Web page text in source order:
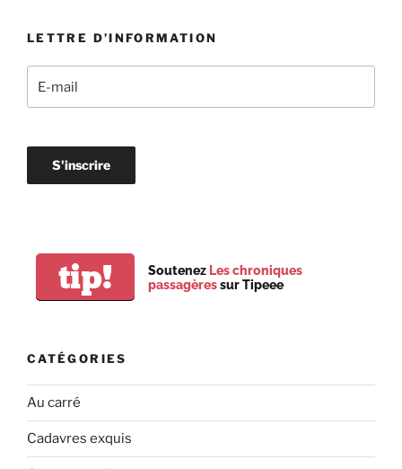
LETTRE D’INFORMATION
tip! Soutenez Les chroniques
passagèressur Tipeee
CATÉGORIES
Au carré
Cadavres exquis